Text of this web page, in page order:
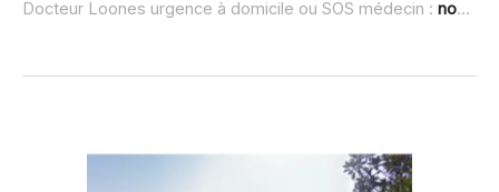
Docteur Loones urgence à domicile ou SOS médecin : non renseigné